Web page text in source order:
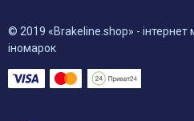
© 2019 «Brakeline.shop» - інтернет
іномарок